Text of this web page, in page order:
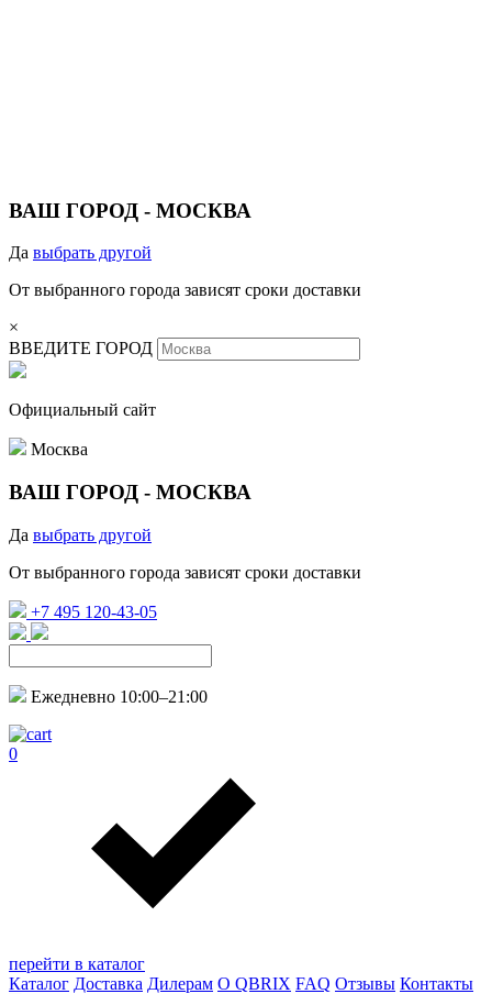
ВАШ ГОРОД - МОСКВА
Да выбрать другой
От выбранного города зависят сроки доставки
×
ВВЕДИТЕ ГОРОД
Официальный сайт
Москва
ВАШ ГОРОД - МОСКВА
Да выбрать другой
От выбранного города зависят сроки доставки
+7 495 120-43-05
Ежедневно 10:00–21:00
0
перейти в каталог
Каталог Доставка Дилерам О QBRIX FAQ Отзывы Контакты